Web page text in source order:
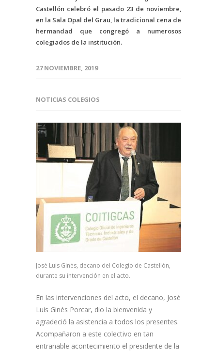
Castellón celebró el pasado 23 de noviembre,
en la Sala Opal del Grau, la tradicional cena de
hermandad que congregó a numerosos
colegiados de la institución.
27 NOVIEMBRE, 2019
NOTICIAS COLEGIOS
José Luis Ginés, decano del Colegio de Castellón,
durante su intervención en el acto.
En las intervenciones del acto, el decano, José
Luis Ginés Porcar, dio la bienvenida y
agradeció la asistencia a todos los presentes.
Acompañaron a este colectivo en tan
entrañable acontecimiento el presidente de la